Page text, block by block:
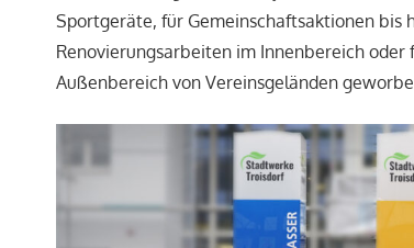
Sportgeräte, für Gemeinschaftsaktionen bis
Renovierungsarbeiten im Innenbereich
Außenbereich von Vereinsgeländen